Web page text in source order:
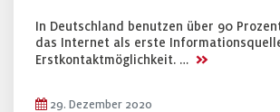
In Deutschland benutzen über 90
das Internet als erste
Erstkontaktmöglichkeit. … >>
29. Dezember 2020